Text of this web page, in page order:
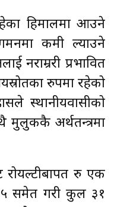
हिमालमा आउने
कमी ल्याउने
नराम्ररी प्रभावित
रुपमा रहेको
स्थानीयवासीको
मुलुककै अर्थतन्त्रमा
रोयल्टीबापत रु एक
समेत गरी कुल ३१